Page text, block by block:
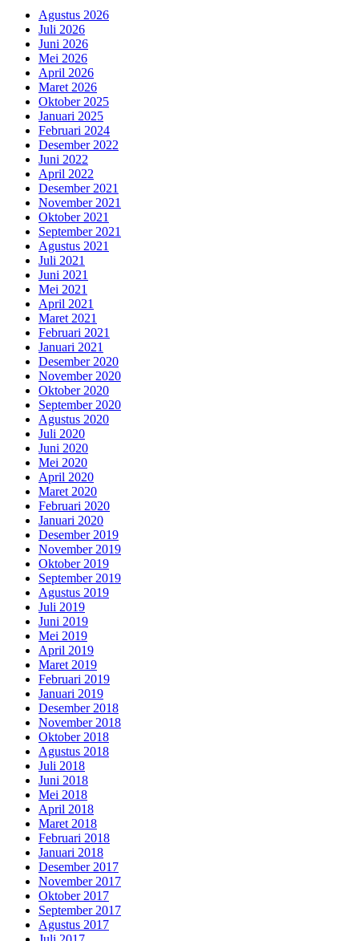
Agustus 2026
Juli 2026
Juni 2026
Mei 2026
April 2026
Maret 2026
Oktober 2025
Januari 2025
Februari 2024
Desember 2022
Juni 2022
April 2022
Desember 2021
November 2021
Oktober 2021
September 2021
Agustus 2021
Juli 2021
Juni 2021
Mei 2021
April 2021
Maret 2021
Februari 2021
Januari 2021
Desember 2020
November 2020
Oktober 2020
September 2020
Agustus 2020
Juli 2020
Juni 2020
Mei 2020
April 2020
Maret 2020
Februari 2020
Januari 2020
Desember 2019
November 2019
Oktober 2019
September 2019
Agustus 2019
Juli 2019
Juni 2019
Mei 2019
April 2019
Maret 2019
Februari 2019
Januari 2019
Desember 2018
November 2018
Oktober 2018
Agustus 2018
Juli 2018
Juni 2018
Mei 2018
April 2018
Maret 2018
Februari 2018
Januari 2018
Desember 2017
November 2017
Oktober 2017
September 2017
Agustus 2017